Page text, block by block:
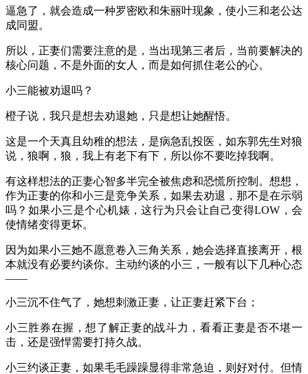
逼急了，就会造成一种罗密欧和朱丽叶现象，使小三和老公达
成同盟。
所以，正妻们需要注意的是，当出现第三者后，当前要解决的
核心问题，不是外面的女人，而是如何抓住老公的心。
小三能被劝退吗？
橙子说，我只是想去劝退她，只是想让她醒悟。
这是一个天真且幼稚的想法，是病急乱投医，如东郭先生对狼
说，狼啊，狼，我上有老下有下，所以你不要吃掉我啊。
有这样想法的正妻心智多半完全被焦虑和恐慌所控制。想想，
作为正妻的你和小三是竞争关系，如果去劝退，那不是在示弱
吗？如果小三是个心机婊，这行为只会让自己变得LOW，会
使情绪变得更坏。
因为如果小三她不愿意卷入三角关系，她会选择直接离开，根
本就没有必要约谈你。主动约谈的小三，一般有以下几种心态
——
小三沉不住气了，她想刺激正妻，让正妻赶紧下台；
小三胜券在握，想了解正妻的战斗力，看看正妻是否不堪一
击，还是强悍需要打持久战。
小三约谈正妻，如果毛毛躁躁显得非常急迫，则好对付。但情